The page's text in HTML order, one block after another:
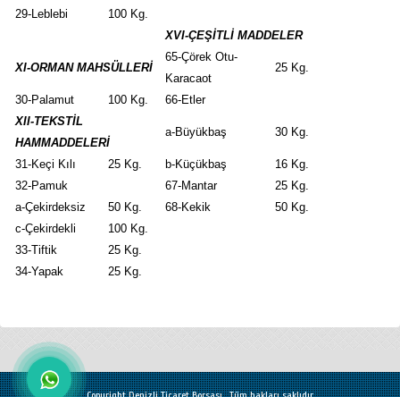
29-Leblebi
100 Kg.
XVI-ÇEŞİTLİ MADDELER
XI-ORMAN MAHSÜLLERİ
65-Çörek Otu-
Karacaot
25 Kg.
30-Palamut 100 Kg.
66-Etler
XII-TEKSTİL
HAMMADDELERİ
a-Büyükbaş 30 Kg.
31-Keçi Kılı 25 Kg. b-Küçükbaş
16 Kg.
32-Pamuk
67-Mantar
25 Kg.
a-Çekirdeksiz
50 Kg. 68-Kekik
50 Kg.
c-Çekirdekli
100 Kg.
33-Tiftik
25 Kg.
34-Yapak
25 Kg.